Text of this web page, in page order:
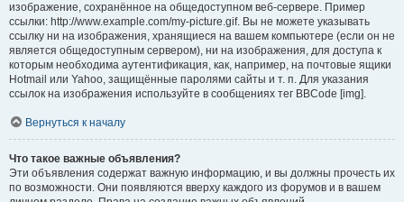
изображение, сохранённое на общедоступном веб-сервере. Пример
ссылки: http://www.example.com/my-picture.gif. Вы не можете указывать
ссылку ни на изображения, хранящиеся на вашем компьютере (если он не
является общедоступным сервером), ни на изображения, для доступа к
которым необходима аутентификация, как, например, на почтовые ящики
Hotmail или Yahoo, защищённые паролями сайты и т. п. Для указания
ссылок на изображения используйте в сообщениях тег BBCode [img].
Вернуться к началу
Что такое важные объявления?
Эти объявления содержат важную информацию, и вы должны прочесть их
по возможности. Они появляются вверху каждого из форумов и в вашем